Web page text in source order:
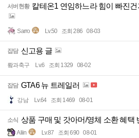
서버현황 칼테온1 연임하느라 힘이 빠진
Sarro Lv.50 조회 286 08-03
잡담 신고용 글
뢐과축구 Lv.6 조회 1329 08-02
잡담 GTA6 뉴 트레일러
강남 Lv.64 조회 1469 08-01
소식 상품 구매 및 갓아머/영체 소환 혜택
Aliin Lv.87 조회 690 08-01